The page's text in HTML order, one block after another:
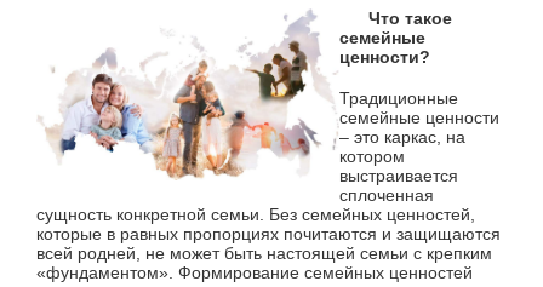
Что такое
семейные
ценности?
Традиционные
семейные ценности
– это каркас, на
котором
выстраивается
сплоченная
сущность конкретной семьи. Без семейных ценностей,
которые в равных пропорциях почитаются и защищаются
всей родней, не может быть настоящей семьи с крепким
«фундаментом». Формирование семейных ценностей